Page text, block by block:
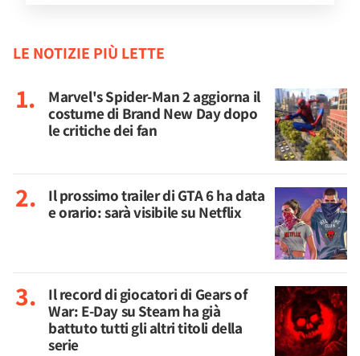
LE NOTIZIE PIÙ LETTE
Marvel's Spider-Man 2 aggiorna il
costume di Brand New Day dopo
le critiche dei fan
Il prossimo trailer di GTA 6 ha data
e orario: sarà visibile su Netflix
Il record di giocatori di Gears of
War: E-Day su Steam ha già
battuto tutti gli altri titoli della
serie